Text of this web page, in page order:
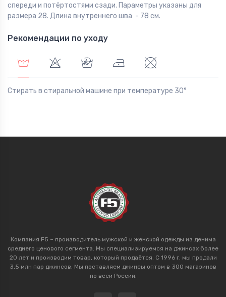
спереди и потёртостями сзади. Параметры указаны для
размера 28. Длина внутреннего шва - 78 см.
Рекомендации по уходу
Стирать в стиральной машине при температуре 30°
Компания F5 – производитель мужской и женской одежды из денима
среднего ценового сегмента. Мы специализируемся на джинсах более
20 лет и производим товар, который продаётся. С 1996 г. мы продали
3,5 млн пар джинсов. Мы поставляем джинсы оптом в 300 магазинов
по всей России.